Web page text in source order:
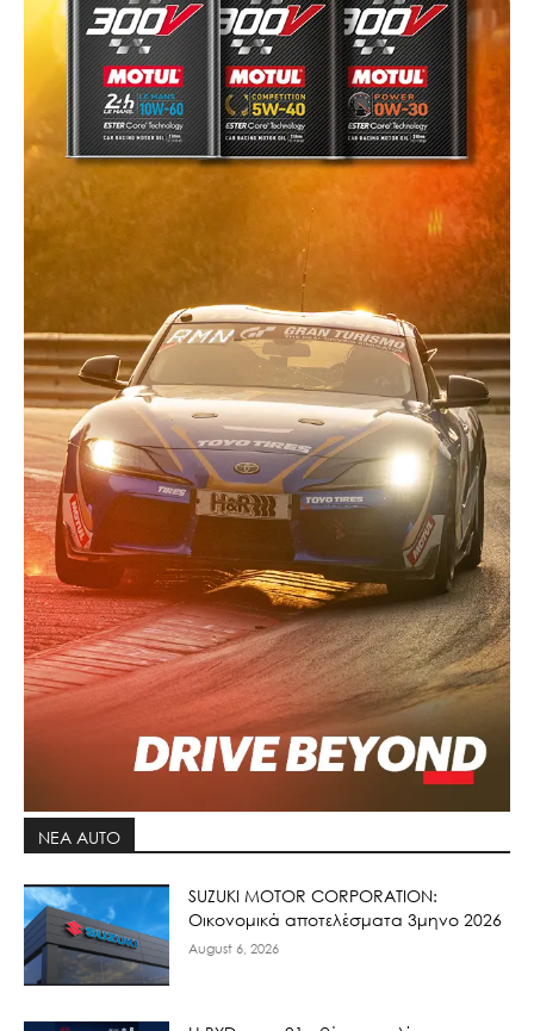
ΝΕΑ AUTO
SUZUKI MOTOR CORPORATION:
Οικονομικά αποτελέσματα 3μηνο 2026
August 6, 2026